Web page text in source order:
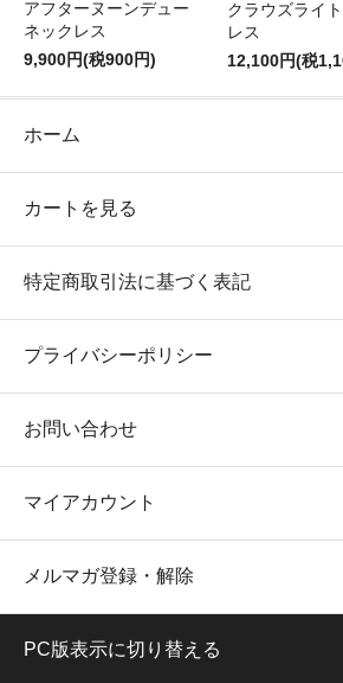
アフターヌーンデュー
ネックレス
9,900円(税900円)
クラウズライ
レス
12,100円(税
ホーム
カートを見る
特定商取引法に基づく表記
プライバシーポリシー
お問い合わせ
マイアカウント
メルマガ登録・解除
PC版表示に切り替える